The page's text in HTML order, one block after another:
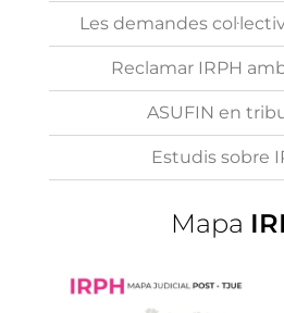
Les demandes
Reclamar IRPH
ASUFIN en
Estudis sobre
Mapa